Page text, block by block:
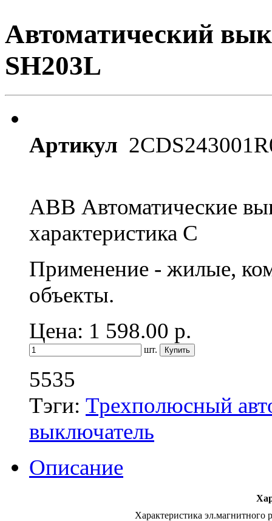
Автоматический
SH203L
Артикул
ABB Автоматические
характеристика С
Применение - жилые,
объекты.
Цена: 1 598.00 р.
шт.
5535
Тэги: Трехполюсный
выключатель
Описание
Характеристика эл.магнитного